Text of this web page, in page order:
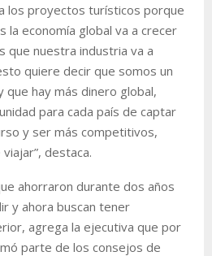
los proyectos turísticos porque
la economía global va a crecer
que nuestra industria va a
quiere decir que somos un
hay más dinero global,
para cada país de captar
y ser más competitivos,
destaca.
ahorraron durante dos años
y ahora buscan tener
agrega la ejecutiva que por
parte de los consejos de